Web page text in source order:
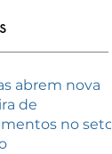
abrem nova
de
no setor